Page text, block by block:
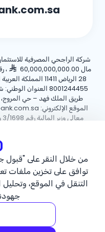
شركة الراجحي المصرفية
مال 60,000,000,000.00
28 الرياض 11411 المملكة العربية السعودية، هاتف:
وإشراف
حقوق الطبع والنشر ©2026 مصرف
سياسة ملفات تعريف الارتباط
من خلال النقر على "قبول
توافق على تخزين ملفات
التنقل في الموقع،